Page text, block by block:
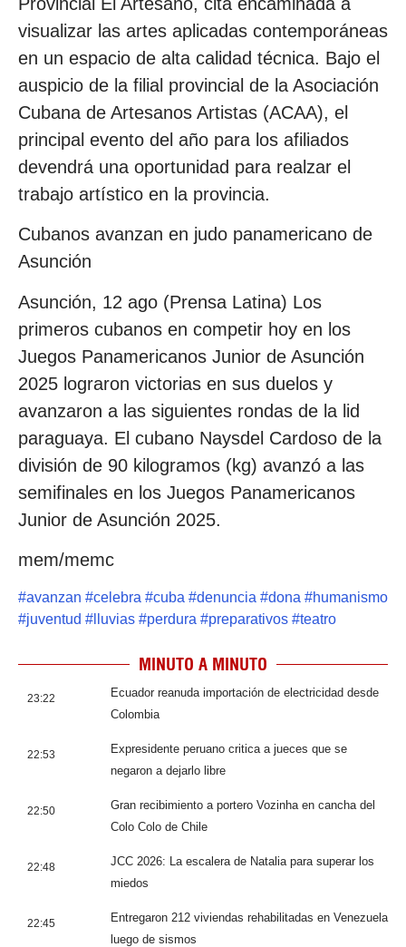
visualizar las artes aplicadas contemporáneas
en un espacio de alta calidad técnica. Bajo el
auspicio de la filial provincial de la Asociación
Cubana de Artesanos Artistas (ACAA), el
principal evento del año para los afiliados
devendrá una oportunidad para realzar el
trabajo artístico en la provincia.
Cubanos avanzan en judo panamericano de
Asunción
Asunción, 12 ago (Prensa Latina) Los
primeros cubanos en competir hoy en los
Juegos Panamericanos Junior de Asunción
2025 lograron victorias en sus duelos y
avanzaron a las siguientes rondas de la lid
paraguaya. El cubano Naysdel Cardoso de la
división de 90 kilogramos (kg) avanzó a las
semifinales en los Juegos Panamericanos
Junior de Asunción 2025.
mem/memc
#avanzan #celebra #cuba #denuncia #dona #humanismo
#juventud # lluvias #perdura #preparativos #teatro
MINUTO A MINUTO
23:22
Ecuador reanuda importación de electricidad desde
Colombia
22:53
Expresidente peruano critica a jueces que se
negaron a dejarlo libre
22:50
Gran recibimiento a portero Vozinha en cancha del
Colo Colo de Chile
22:48
JCC 2026: La escalera de Natalia para superar los
miedos
22:45
Entregaron 212 viviendas rehabilitadas en Venezuela
luego de sismos